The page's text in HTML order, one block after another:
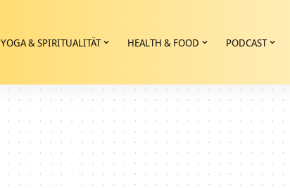
YOGA & SPIRITUALITÄT HEALTH & FOOD PODCAST